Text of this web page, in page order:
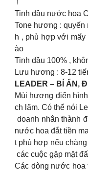
!
Tinh dầu nước hoa
Tone hương : quyến
h , phù hợp với
ào
Tinh dầu 100% ,
Lưu hương : 8-12
LEADER – BÍ ẨN,
Mùi hương điển
ch lãm. Có thể nói
doanh nhân thành
nước hoa đắt tiền
t phù hợp nếu
các cuộc gặp mặt
Các dòng nước hoa